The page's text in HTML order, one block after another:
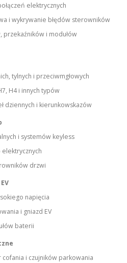
elektrycznych
i wykrywanie błędów sterowników
przekaźników i modułów
tylnych i przeciwmgłowych
H4 i innych typów
dziennych i kierunkowskazów
i systemów keyless
elektrycznych
drzwi
napięcia
i gniazd EV
baterii
i czujników parkowania